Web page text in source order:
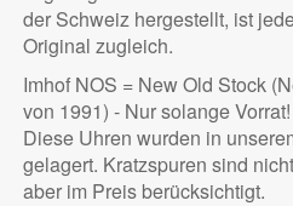
der Schweiz hergestellt, ist
Original zugleich.
Imhof NOS = New Old Stock
von 1991) - Nur solange Vorrat!
Diese Uhren wurden in
gelagert. Kratzspuren sind
aber im Preis berücksichtigt.